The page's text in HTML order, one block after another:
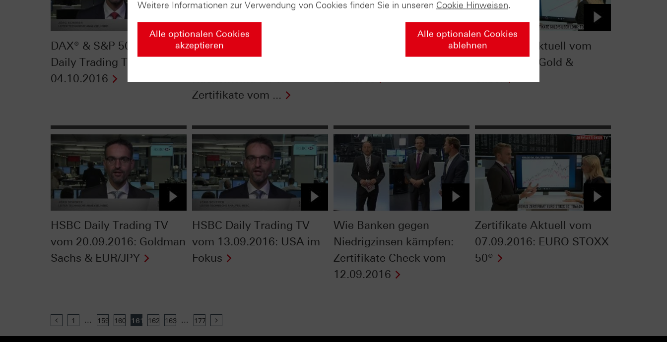
DAX® & S&P 500®: HSBC
Daily Trading TV vom
04.10.2016
Endlich Oktober: DAX®
Rückenwind - n-tv
Zertifikate vom ...
HSBC Daily Trading TV
Lanxess
Zertifikate Aktuell vom
21.09.2016: Gold &
Silber
HSBC Daily Trading TV
vom 20.09.2016: Goldman
Sachs & EUR/JPY
HSBC Daily Trading TV
vom 13.09.2016: USA im
Fokus
Wie Banken gegen
Niedrigzinsen kämpfen:
Zertifikate Check vom
12.09.2016
Zertifikate Aktuell vom
07.09.2016: EURO STOXX
50®
Previous
1 ... 159 160 161 162 163 ... 177
Weitere Informationen zur Verwendung von Cookies finden Sie in unseren Cookie Hinweisen.
Alle optionalen Cookies
akzeptieren
Alle optionalen Cookies
ablehnen